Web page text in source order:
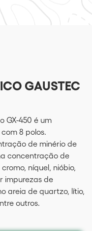
GAUSTEC
GX-450 é um
8 polos.
de minério de
concentração de
níquel, nióbio,
impurezas de
areia de quartzo, lítio,
outros.